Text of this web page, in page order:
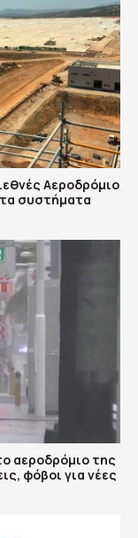
Αεροδρόμιο
συστήματα
αεροδρόμιο της
φόβοι για νέες